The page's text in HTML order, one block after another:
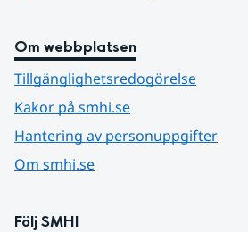
Om webbplatsen
Tillgänglighetsredogörelse
Kakor på smhi.se
Hantering av personuppgifter
Om smhi.se
Följ SMHI